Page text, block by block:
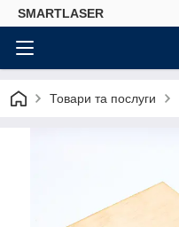
SMARTLASER
Товари та послуги